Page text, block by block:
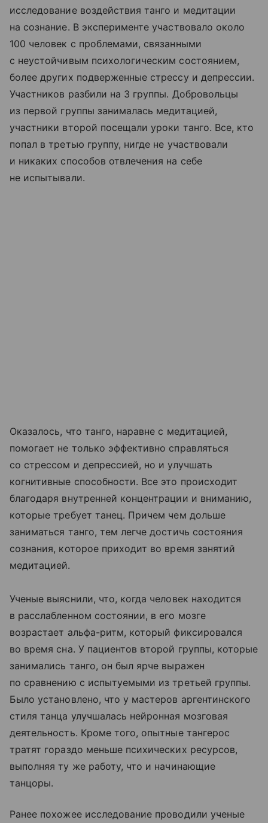
исследование воздействия танго и медитации
на сознание. В эксперименте участвовало около
100 человек с проблемами, связанными
с неустойчивым психологическим состоянием,
более других подверженные стрессу и депрессии.
Участников разбили на 3 группы. Добровольцы
из первой группы занималась медитацией,
участники второй посещали уроки танго. Все, кто
попал в третью группу, нигде не участвовали
и никаких способов отвлечения на себе
не испытывали.
Оказалось, что танго, наравне с медитацией,
помогает не только эффективно справляться
со стрессом и депрессией, но и улучшать
когнитивные способности. Все это происходит
благодаря внутренней концентрации и вниманию,
которые требует танец. Причем чем дольше
заниматься танго, тем легче достичь состояния
сознания, которое приходит во время занятий
медитацией.
Ученые выяснили, что, когда человек находится
в расслабленном состоянии, в его мозге
возрастает альфа-ритм, который фиксировался
во время сна. У пациентов второй группы, которые
занимались танго, он был ярче выражен
по сравнению с испытуемыми из третьей группы.
Было установлено, что у мастеров аргентинского
стиля танца улучшалась нейронная мозговая
деятельность. Кроме того, опытные тангерос
тратят гораздо меньше психических ресурсов,
выполняя ту же работу, что и начинающие
танцоры.
Ранее похожее исследование проводили ученые